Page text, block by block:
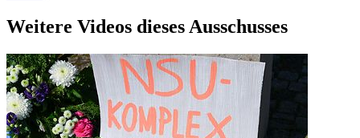
Weitere Videos dieses Ausschusses